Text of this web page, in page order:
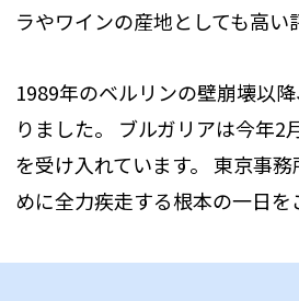
ラやワインの産地としても高い
1989年のベルリンの壁崩壊以
りました。 ブルガリアは今年
を受け入れています。 東京事
めに全力疾走する根本の一日を